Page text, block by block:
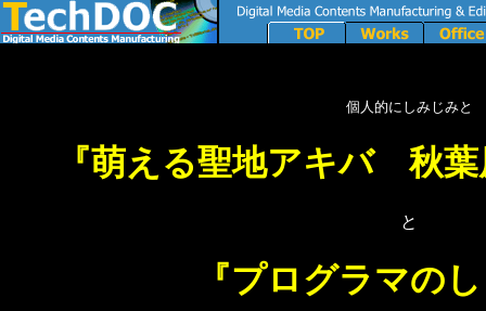
個人的にしみじみと
『萌える聖地アキバ 秋葉
と
『プログラマの